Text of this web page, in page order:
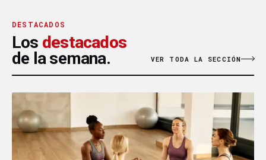
DESTACADOS
Los destacados
de la semana.
VER TODA LA SECCIÓN